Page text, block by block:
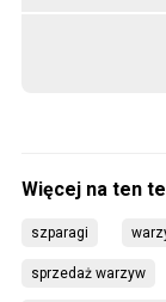
szparagi
sprzedaż warzyw